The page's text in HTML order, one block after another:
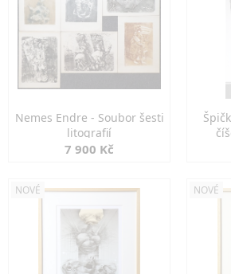
Nemes Endre - Soubor šesti
litografií
7 900 Kč
NOVÉ NOVÉ